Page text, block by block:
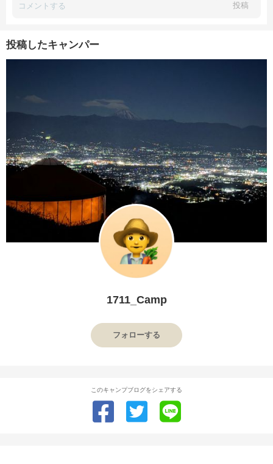
投稿
投稿したキャンパー
1711_Camp
フォローする
このキャンプブログをシェアする